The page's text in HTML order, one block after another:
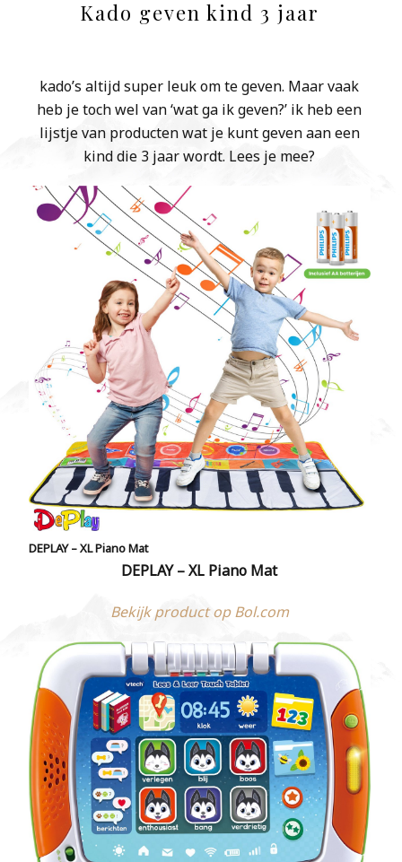
Kado geven kind 3 jaar
kado’s altijd super leuk om te geven. Maar vaak
heb je toch wel van ‘wat ga ik geven?’ ik heb een
lijstje van producten wat je kunt geven aan een
kind die 3 jaar wordt. Lees je mee?
DEPLAY – XL Piano Mat
DEPLAY – XL Piano Mat
Bekijk product op Bol.com